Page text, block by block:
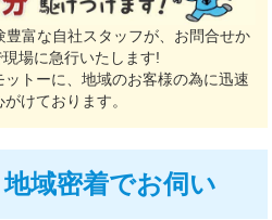
富な自社スタッフが、お問合せか
場に急行いたします!
ットーに、地域のお客様の為に迅速
けております。
域密着でお伺い